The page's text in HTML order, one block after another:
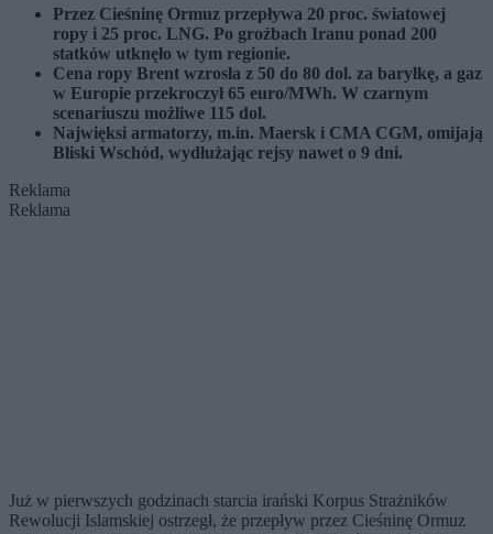
Przez Cieśninę Ormuz przepływa 20 proc. światowej
ropy i 25 proc. LNG. Po groźbach Iranu ponad 200
statków utknęło w tym regionie.
Cena ropy Brent wzrosła z 50 do 80 dol. za baryłkę, a gaz
w Europie przekroczył 65 euro/MWh. W czarnym
scenariuszu możliwe 115 dol.
Najwięksi armatorzy, m.in. Maersk i CMA CGM, omijają
Bliski Wschód, wydłużając rejsy nawet o 9 dni.
Reklama
Reklama
Już w pierwszych godzinach starcia irański Korpus Strażników
Rewolucji Islamskiej ostrzegł, że przepływ przez Cieśninę Ormuz